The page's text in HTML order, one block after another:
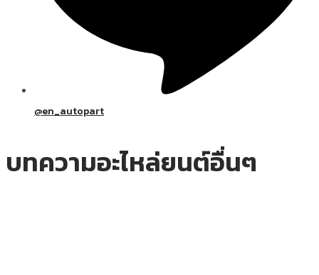
@en_autopart
บทความอะไหล่ยนต์อื่นๆ